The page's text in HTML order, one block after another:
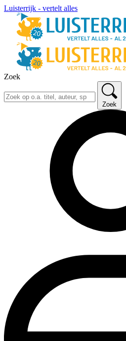
Luisterrijk - vertelt alles
Zoek
Zoek